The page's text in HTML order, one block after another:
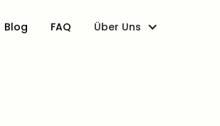
Blog FAQ Über Uns